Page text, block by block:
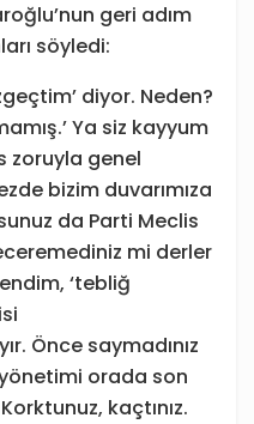
geri adım
söyledi:
diyor. Neden?
Ya siz kayyum
zoruyla genel
bizim duvarımıza
da Parti Meclis
mi derler
‘tebliğ
Önce saymadınız
orada son
kaçtınız.